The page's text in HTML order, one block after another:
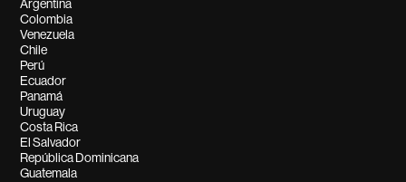
Argentina
Colombia
Venezuela
Chile
Perú
Ecuador
Panamá
Uruguay
Costa Rica
El Salvador
República Dominicana
Guatemala